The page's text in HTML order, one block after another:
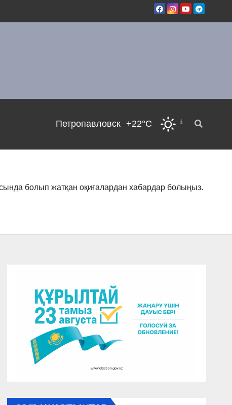
Петропавловск +22°C
болып жатқан оқиғалардан хабардар болыңыз.